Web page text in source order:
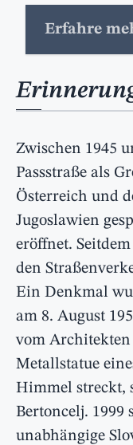
Erfahre
Zwischen 1945
Passstraße als
Österreich und
Jugoslawien
eröffnet.
den
Ein Denkmal
am 8. August
vom Architekten
Metallstatue
Himmel streckt,
Bertoncelj. 1999
unabhängige